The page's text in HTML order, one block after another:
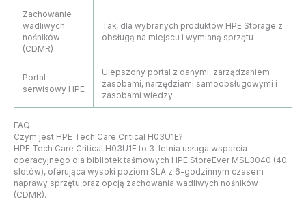
Zachowanie
wadliwych
nośników
(CDMR)
Tak, dla wybranych produktów HPE Storage z
obsługą na miejscu i wymianą sprzętu
Portal
serwisowy HPE
Ulepszony portal z danymi, zarządzaniem
zasobami, narzędziami samoobsługowymi i
zasobami wiedzy
FAQ
Czym jest HPE Tech Care Critical H03U1E?
HPE Tech Care Critical H03U1E to 3-letnia usługa wsparcia
operacyjnego dla bibliotek taśmowych HPE StoreEver MSL3040 (40
slotów), oferująca wysoki poziom SLA z 6-godzinnym czasem
naprawy sprzętu oraz opcją zachowania wadliwych nośników
(CDMR).